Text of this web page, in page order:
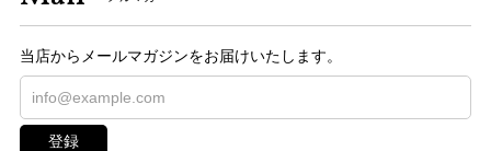
当店からメールマガジンをお届けいたします。
登録